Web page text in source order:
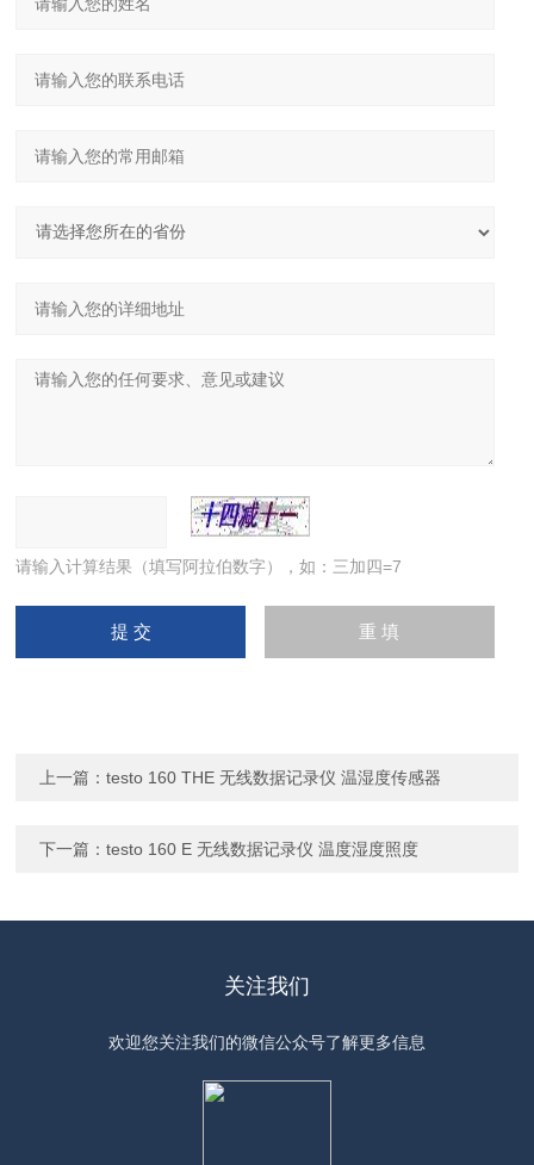
请输入计算结果（填写阿拉伯数字），如：三加四=7
上一篇：testo 160 THE 无线数据记录仪 温湿度传感器
下一篇：testo 160 E 无线数据记录仪 温度湿度照度
关注我们
欢迎您关注我们的微信公众号了解更多信息